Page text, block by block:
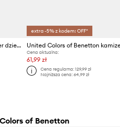
United Colors of Benetton sweter dziecięcy
extra -5% z kodem: OFF*
Cena aktualna:
61,99 zł
Cena regularna: 129,99 zł
Najniższa cena: 64,99 zł
of Benetton